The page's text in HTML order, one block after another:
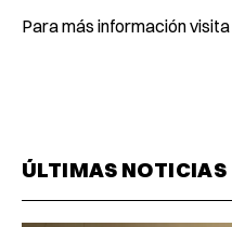
Para más información visita
ÚLTIMAS NOTICIAS